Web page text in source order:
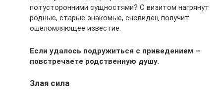
потусторонними сущностями? С визитом нагрянут
родные, старые знакомые, сновидец получит
ошеломляющее известие.
Если удалось подружиться с приведением –
повстречаете родственную душу.
Злая сила